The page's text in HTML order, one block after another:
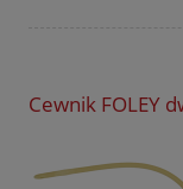
Cewnik FOLEY